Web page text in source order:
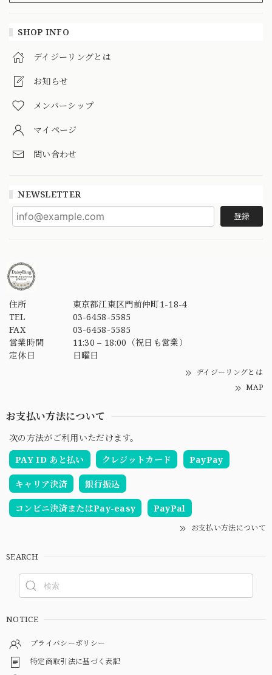
SHOP INFO
デイジーリングとは
お知らせ
メンバーシップ
マイページ
問い合わせ
NEWSLETTER
登録
住所
東京都江東区門前仲町1-18-4
TEL
03-6458-5585
FAX
03-6458-5585
営業時間
11:30 – 18:00（祝日も営業）
定休日
日曜日
デイジーリングとは
MAP
お支払い方法について
次の方法がご利用いただけます。
PAY ID あと払い
クレジットカード PayPay
キャリア決済 銀行振込
コンビニ決済またはPay-easy PayPal
お支払い方法について
SEARCH
NOTICE
プライバシーポリシー
特定商取引法に基づく表記